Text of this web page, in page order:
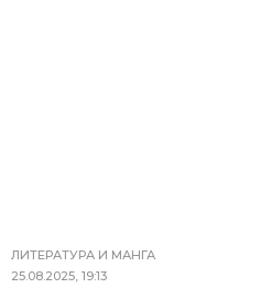
ЛИТЕРАТУРА И МАНГА
25.08.2025, 19:13